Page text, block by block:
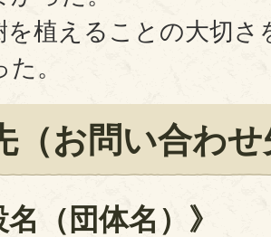
を植えることの大切
。
（お問い合わ
名（団体名）》